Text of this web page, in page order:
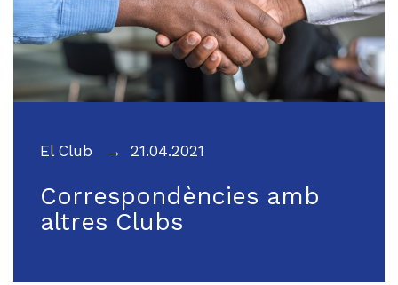
El Club 21.04.2021
Correspondències amb
altres Clubs